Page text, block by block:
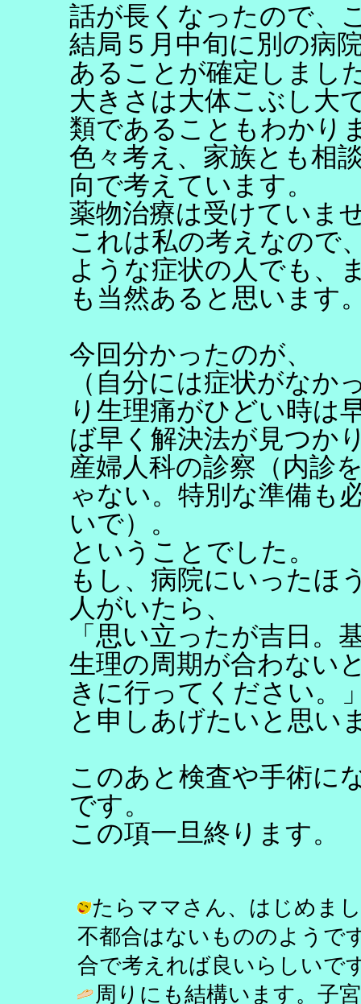
話が長くなったので、
結局５月中旬に別の病
あることが確定しまし
大きさは大体こぶし大
類であることもわかり
色々考え、家族とも相
向で考えています。
薬物治療は受けていま
これは私の考えなので
ような症状の人でも、
も当然あると思います
今回分かったのが、
（自分には症状がなか
り生理痛がひどい時は
ば早く解決法が見つか
産婦人科の診察（内診
ゃない。特別な準備も
いで）。
ということでした。
もし、病院にいったほ
人がいたら、
「思い立ったが吉日。
生理の周期が合わない
きに行ってください。
と申しあげたいと思い
このあと検査や手術に
です。
この項一旦終ります。
たらママさん、はじめま
不都合はないもののようで
合で考えれば良いらしいで
周りにも結構います。子